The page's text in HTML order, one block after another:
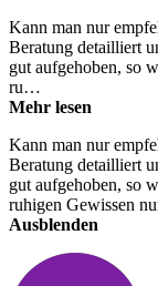
Kann man nur
Beratung detailliert
gut aufgehoben, so
ru…
Mehr lesen
Kann man nur
Beratung detailliert
gut aufgehoben, so
ruhigen Gewissen
Ausblenden